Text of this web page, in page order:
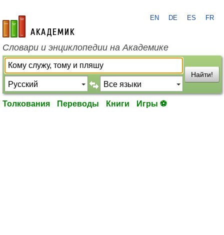
academic.ru
EN DE ES FR
Словари и энциклопедии на Академике
Найти!
Толкования Переводы Книги Игры ⚽